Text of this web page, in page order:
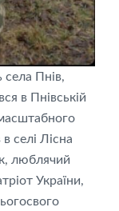
Пнів,
в Пнівській
селі Лісна
люблячий
України,